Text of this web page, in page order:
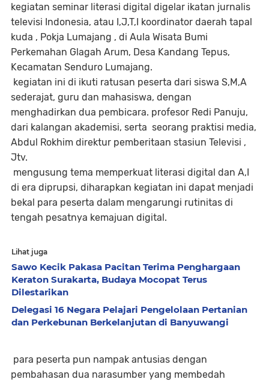
kegiatan seminar literasi digital digelar ikatan jurnalis
televisi Indonesia, atau I,J,T,I koordinator daerah tapal
kuda , Pokja Lumajang , di Aula Wisata Bumi
Perkemahan Glagah Arum, Desa Kandang Tepus,
Kecamatan Senduro Lumajang.
kegiatan ini di ikuti ratusan peserta dari siswa S,M,A
sederajat, guru dan mahasiswa, dengan
menghadirkan dua pembicara. profesor Redi Panuju,
dari kalangan akademisi, serta seorang praktisi media,
Abdul Rokhim direktur pemberitaan stasiun Televisi ,
Jtv.
mengusung tema memperkuat literasi digital dan A,I
di era diprupsi, diharapkan kegiatan ini dapat menjadi
bekal para peserta dalam mengarungi rutinitas di
tengah pesatnya kemajuan digital.
Lihat juga
Sawo Kecik Pakasa Pacitan Terima Penghargaan
Keraton Surakarta, Budaya Mocopat Terus
Dilestarikan
Delegasi 16 Negara Pelajari Pengelolaan Pertanian
dan Perkebunan Berkelanjutan di Banyuwangi
para peserta pun nampak antusias dengan
pembahasan dua narasumber yang membedah